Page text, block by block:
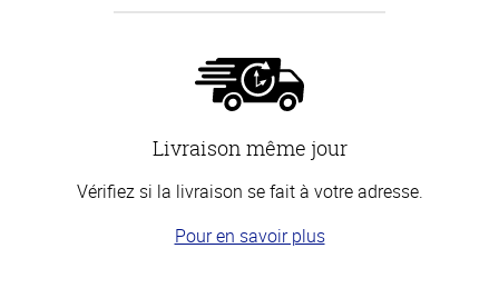
Livraison même jour
Vérifiez si la livraison se fait à votre adresse.
Pour en savoir plus